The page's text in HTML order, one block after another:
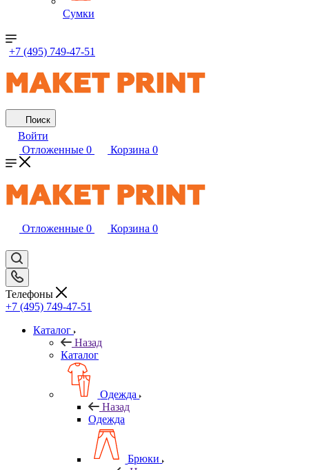
Сумки
+7 (495) 749-47-51
Поиск
Войти
Отложенные 0 Корзина 0
Отложенные 0 Корзина 0
Телефоны
+7 (495) 749-47-51
Каталог
Назад
Каталог
Одежда
Назад
Одежда
Брюки